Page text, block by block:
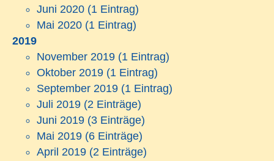
Juni 2020 (1 Eintrag)
Mai 2020 (1 Eintrag)
2019
November 2019 (1 Eintrag)
Oktober 2019 (1 Eintrag)
September 2019 (1 Eintrag)
Juli 2019 (2 Einträge)
Juni 2019 (3 Einträge)
Mai 2019 (6 Einträge)
April 2019 (2 Einträge)